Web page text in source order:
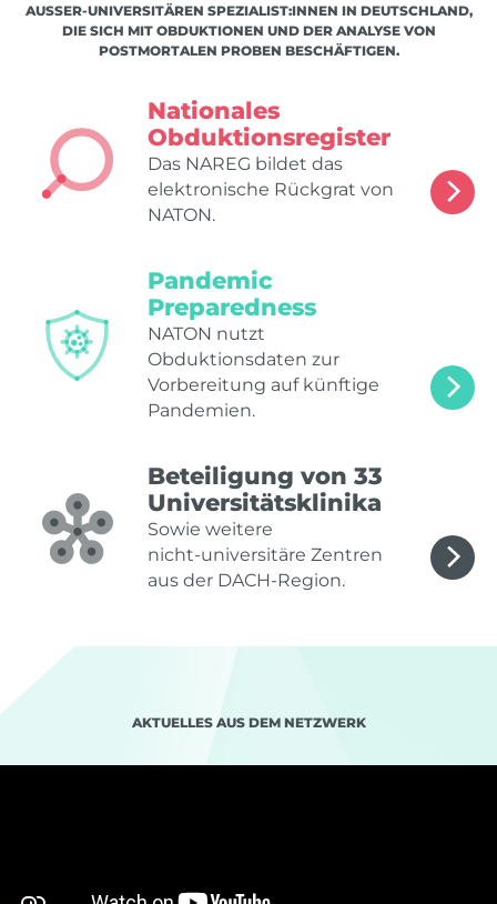
AUSSER-UNIVERSITÄREN SPEZIALIST:INNEN IN DEUTSCHLAND, D
IE SICH MIT OBDUKTIONEN UND DER ANALYSE VON P
OSTMORTALEN PROBEN BESCHÄFTIGEN.
Nationales
Obduktionsregister
Das NAREG bildet das
elektronische Rückgrat von
NATON.
Pandemic
Preparedness
NATON nutzt
Obduktionsdaten zur
Vorbereitung auf künftige
Pandemien.
Beteiligung von 33
Universitätsklinika
Sowie weitere
nicht‑universitäre Zentren
aus der DACH‑Region.
AKTUELLES AUS DEM NETZWERK